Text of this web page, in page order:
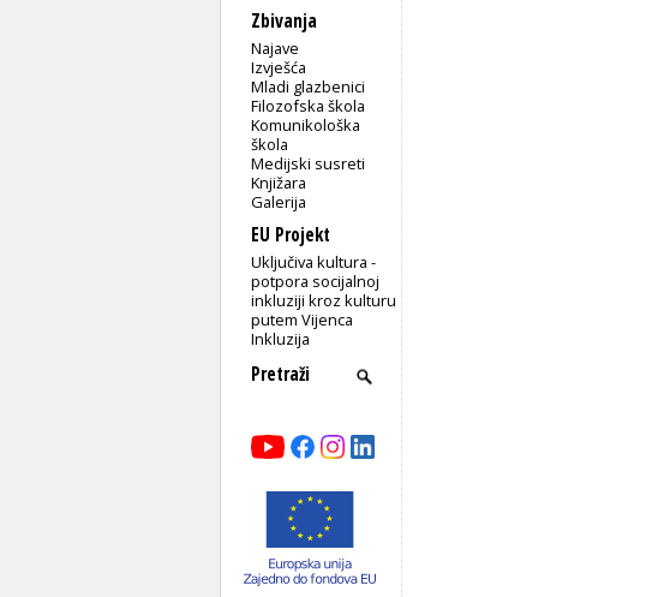
Zbivanja
Najave
Izvješća
Mladi glazbenici
Filozofska škola
Komunikološka
škola
Medijski susreti
Knjižara
Galerija
EU Projekt
Uključiva kultura -
potpora socijalnoj
inkluziji kroz kulturu
putem Vijenca
Inkluzija